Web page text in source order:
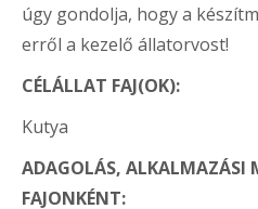
úgy gondolja, hogy a
erről a kezelő állatorvost!
CÉLÁLLAT FAJ(OK):
Kutya
ADAGOLÁS, ALKALMAZÁSI
FAJONKÉNT: